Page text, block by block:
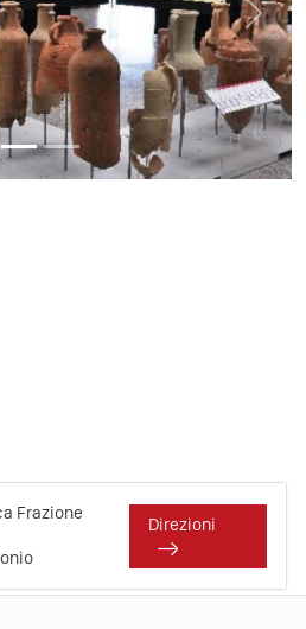
Next
Frazione
Direzioni